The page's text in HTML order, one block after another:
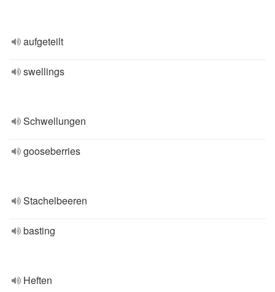
aufgeteilt
swellings
Schwellungen
gooseberries
Stachelbeeren
basting
Heften